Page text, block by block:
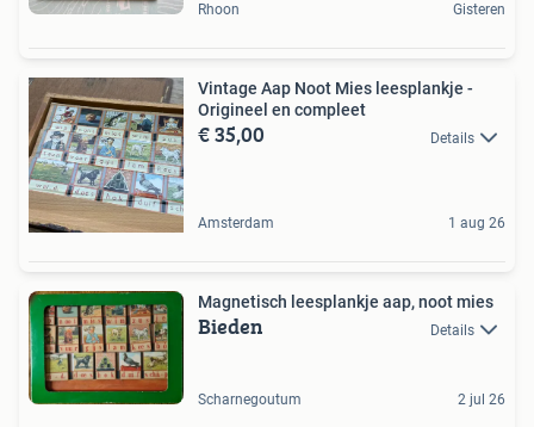
Rhoon Gisteren
Vintage Aap Noot Mies leesplankje -
Origineel en compleet
€ 35,00 Details
Amsterdam 1 aug 26
Magnetisch leesplankje aap, noot mies
Bieden Details
Scharnegoutum 2 jul 26